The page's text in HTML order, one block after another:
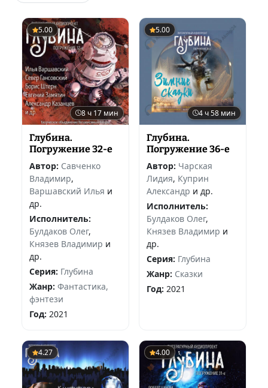
5.00
8 ч 17 мин
Глубина.
Погружение 32-е
Автор: Савченко
Владимир,
Варшавский Илья и
др.
Исполнитель:
Булдаков Олег,
Князев Владимир и
др.
Серия: Глубина
Жанр: Фантастика,
фэнтези
Год: 2021
5.00
4 ч 58 мин
Глубина.
Погружение 36-е
Автор: Чарская
Лидия, Куприн
Александр и др.
Исполнитель:
Булдаков Олег,
Князев Владимир и
др.
Серия: Глубина
Жанр: Сказки
Год: 2021
4.27 4.00